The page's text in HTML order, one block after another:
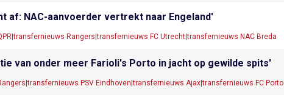
af: NAC-aanvoerder vertrekt naar Engeland'
|transfernieuws Rangers |transfernieuws FC Utrecht|transfernieuws NAC Breda
van onder meer Farioli's Porto in jacht op gewilde spits'
|transfernieuws PSV Eindhoven |transfernieuws Ajax|transfernieuws FC Porto